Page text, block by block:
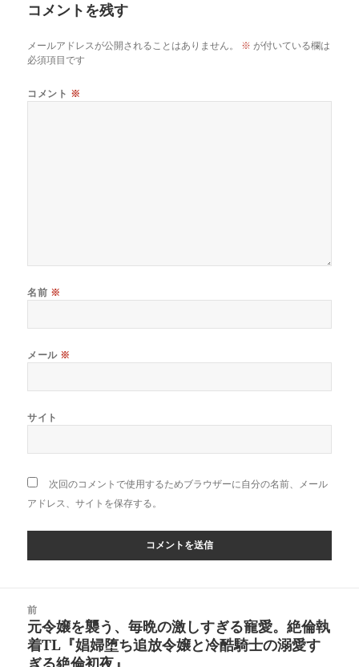
コメントを残す
メールアドレスが公開されることはありません。 ※ が付いている欄は
必須項目です
コメント ※
名前 ※
メール ※
サイト
次回のコメントで使用するためブラウザーに自分の名前、メール
アドレス、サイトを保存する。
前
前
の
元令嬢を襲う、毎晩の激しすぎる寵愛。絶倫執
着TL『娼婦堕ち追放令嬢と冷酷騎士の溺愛す
ぎる絶倫初夜』